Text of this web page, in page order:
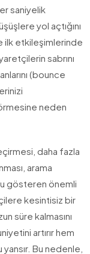
saniyelik
yol açtığını
ilk etkileşimlerinde
sabrını
(bounce
neden
daha fazla
arama
gösteren önemli
kesintisiz bir
süre kalmasını
artırır hem
Bu nedenle,